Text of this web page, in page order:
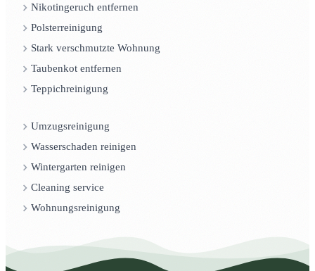
Nikotingeruch entfernen
Polsterreinigung
Stark verschmutzte Wohnung
Taubenkot entfernen
Teppichreinigung
Umzugsreinigung
Wasserschaden reinigen
Wintergarten reinigen
Cleaning service
Wohnungsreinigung